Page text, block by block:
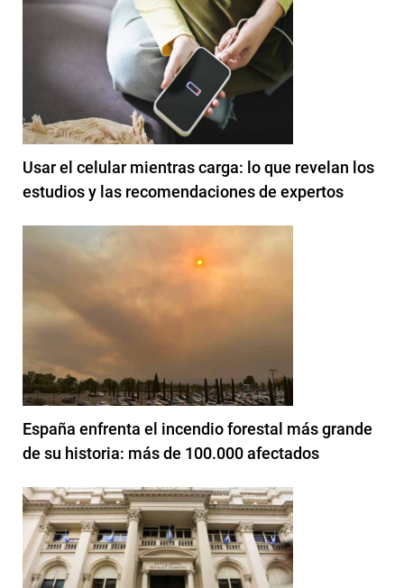
Usar el celular mientras carga: lo que revelan los
estudios y las recomendaciones de expertos
España enfrenta el incendio forestal más grande
de su historia: más de 100.000 afectados